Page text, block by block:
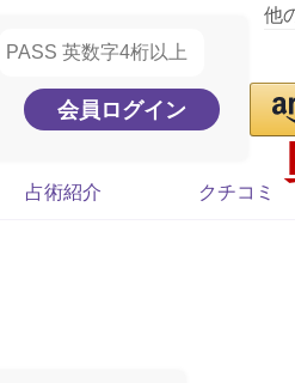
他
占術紹介 クチコミ